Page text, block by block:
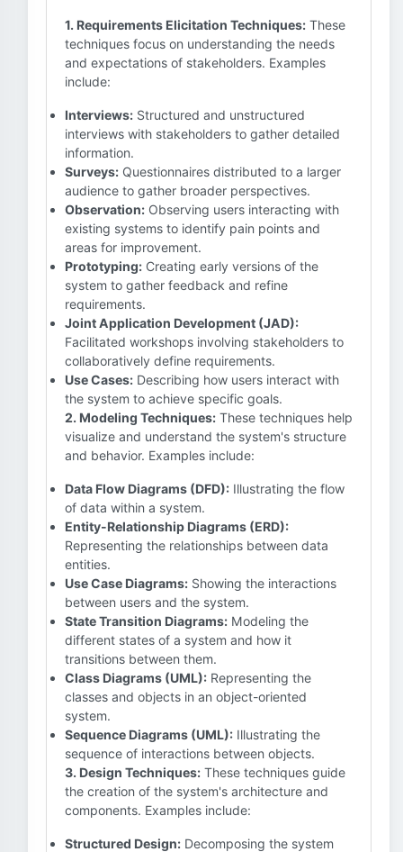
1. Requirements Elicitation Techniques: These
techniques focus on understanding the needs
and expectations of stakeholders. Examples
include:
Interviews: Structured and unstructured
interviews with stakeholders to gather detailed
information.
Surveys: Questionnaires distributed to a larger
audience to gather broader perspectives.
Observation: Observing users interacting with
existing systems to identify pain points and
areas for improvement.
Prototyping: Creating early versions of the
system to gather feedback and refine
requirements.
Joint Application Development (JAD):
Facilitated workshops involving stakeholders to
collaboratively define requirements.
Use Cases: Describing how users interact with
the system to achieve specific goals.
2. Modeling Techniques: These techniques help
visualize and understand the system's structure
and behavior. Examples include:
Data Flow Diagrams (DFD): Illustrating the flow
of data within a system.
Entity-Relationship Diagrams (ERD):
Representing the relationships between data
entities.
Use Case Diagrams: Showing the interactions
between users and the system.
State Transition Diagrams: Modeling the
different states of a system and how it
transitions between them.
Class Diagrams (UML): Representing the
classes and objects in an object-oriented
system.
Sequence Diagrams (UML): Illustrating the
sequence of interactions between objects.
3. Design Techniques: These techniques guide
the creation of the system's architecture and
components. Examples include:
Structured Design: Decomposing the system